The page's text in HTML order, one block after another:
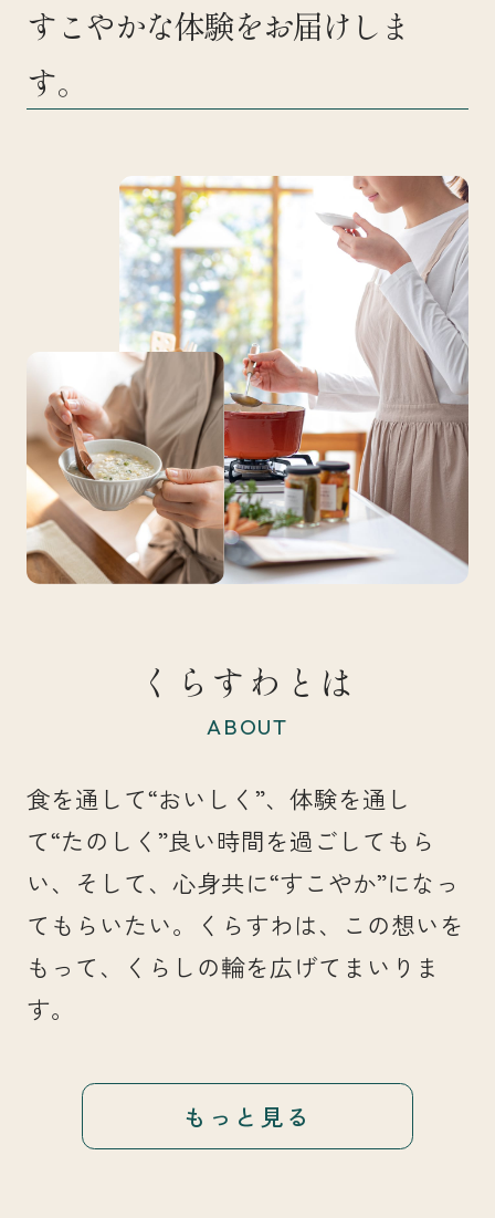
すこやかな体験をお届けしま
す。
くらすわとは
ABOUT
食を通して“おいしく”、体験を通し
て“たのしく”良い時間を過ごしてもら
い、そして、心身共に“すこやか”になっ
てもらいたい。くらすわは、この想いを
もって、くらしの輪を広げてまいりま
す。
もっと見る